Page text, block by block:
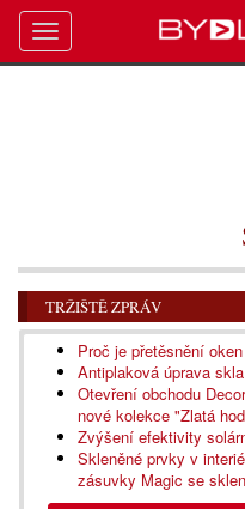
TRŽIŠTĚ ZPRÁV
Proč je přetěsnění
Antiplaková úprava
Otevření obchodu
nové kolekce "Zlatá
Zvýšení efektivity
Skleněné prvky v
zásuvky Magic se
Toggle
navigation